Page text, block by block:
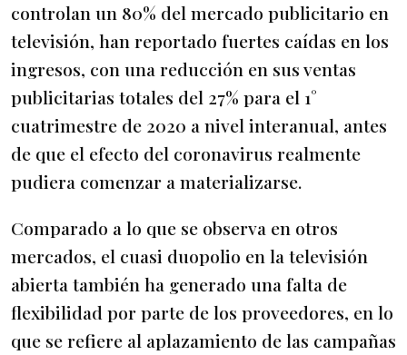
controlan un 80% del mercado publicitario en
televisión, han reportado fuertes caídas en los
ingresos, con una reducción en sus ventas
publicitarias totales del 27% para el 1°
cuatrimestre de 2020 a nivel interanual, antes
de que el efecto del coronavirus realmente
pudiera comenzar a materializarse.
Comparado a lo que se observa en otros
mercados, el cuasi duopolio en la televisión
abierta también ha generado una falta de
flexibilidad por parte de los proveedores, en lo
que se refiere al aplazamiento de las campañas